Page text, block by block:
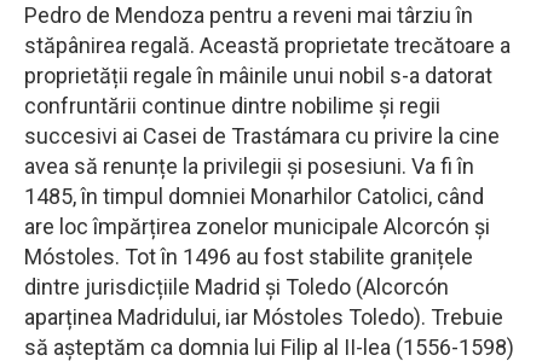
Pedro de Mendoza pentru a reveni mai târziu în
stăpânirea regală. Această proprietate trecătoare a
proprietății regale în mâinile unui nobil s-a datorat
confruntării continue dintre nobilime și regii
succesivi ai Casei de Trastámara cu privire la cine
avea să renunțe la privilegii și posesiuni. Va fi în
1485, în timpul domniei Monarhilor Catolici, când
are loc împărțirea zonelor municipale Alcorcón și
Móstoles. Tot în 1496 au fost stabilite granițele
dintre jurisdicțiile Madrid și Toledo (Alcorcón
aparținea Madridului, iar Móstoles Toledo). Trebuie
să așteptăm ca domnia lui Filip al II-lea (1556-1598)